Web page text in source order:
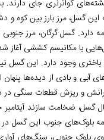
کواترنری جای
گسل، مرز بارز بین کوه
دارد. گسل گرگان، مرز
وجود دارد. این گسل‌
و بادی از دیده‌ها